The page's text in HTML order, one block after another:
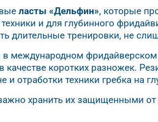
ласты «Дельфин», которые
и для глубинного
длительные тренировки, не
международном
коротких разножек.
и отработки техники гребка на
хранить их защищенными от